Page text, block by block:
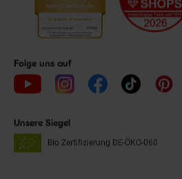
Folge uns auf
Unsere Siegel
Bio Zertifizierung DE-ÖKO-060